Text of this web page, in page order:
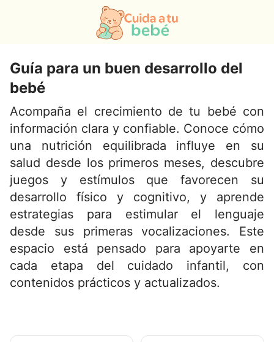
Guía para un buen desarrollo del
bebé
Acompaña el crecimiento de tu bebé con
información clara y confiable. Conoce cómo
una nutrición equilibrada influye en su
salud desde los primeros meses, descubre
juegos y estímulos que favorecen su
desarrollo físico y cognitivo, y aprende
estrategias para estimular el lenguaje
desde sus primeras vocalizaciones. Este
espacio está pensado para apoyarte en
cada etapa del cuidado infantil, con
contenidos prácticos y actualizados.